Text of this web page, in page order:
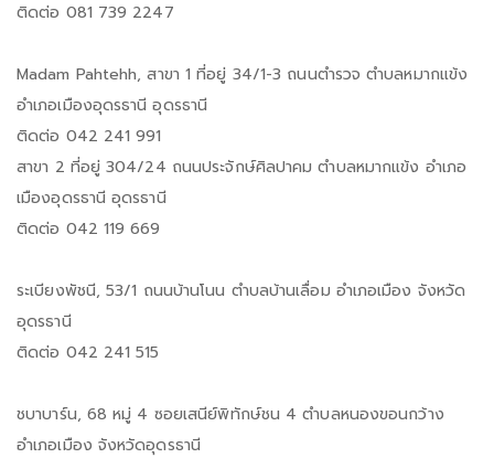
ติดต่อ 081 739 2247
Madam Pahtehh, สาขา 1 ที่อยู่ 34/1-3 ถนนตำรวจ ตำบลหมากแข้ง
อำเภอเมืองอุดรธานี อุดรธานี
ติดต่อ 042 241 991
สาขา 2 ที่อยู่ 304/24 ถนนประจักษ์ศิลปาคม ตำบลหมากแข้ง อำเภอ
เมืองอุดรธานี อุดรธานี
ติดต่อ 042 119 669
ระเบียงพัชนี, 53/1 ถนนบ้านโนน ตำบลบ้านเลื่อม อำเภอเมือง จังหวัด
อุดรธานี
ติดต่อ 042 241 515
ชบาบาร์น, 68 หมู่ 4 ซอยเสนีย์พิทักษ์ชน 4 ตำบลหนองขอนกว้าง
อำเภอเมือง จังหวัดอุดรธานี